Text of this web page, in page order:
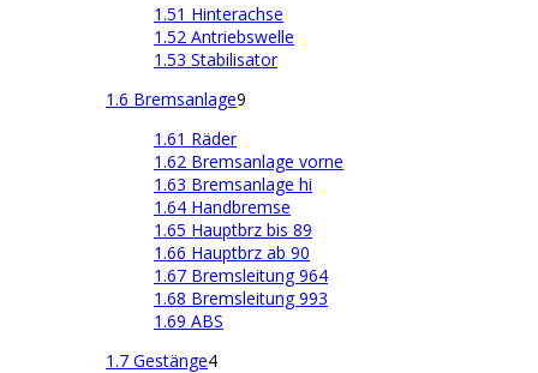
1.51 Hinterachse
1.52 Antriebswelle
1.53 Stabilisator
1.6 Bremsanlage9
1.61 Räder
1.62 Bremsanlage vorne
1.63 Bremsanlage hi
1.64 Handbremse
1.65 Hauptbrz bis 89
1.66 Hauptbrz ab 90
1.67 Bremsleitung 964
1.68 Bremsleitung 993
1.69 ABS
1.7 Gestänge4